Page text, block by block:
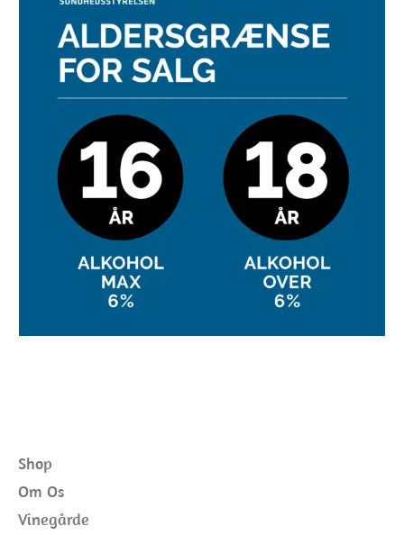
Shop
Om Os
Vinegårde